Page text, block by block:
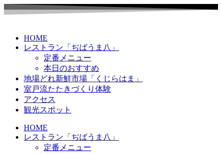
HOME
レストラン「ぢばうま八」
定番メニュー
本日のおすすめ
地場どれ新鮮市場「くじらはま」
室戸流たたきづくり体験
アクセス
観光スポット
HOME
レストラン「ぢばうま八」
定番メニュー